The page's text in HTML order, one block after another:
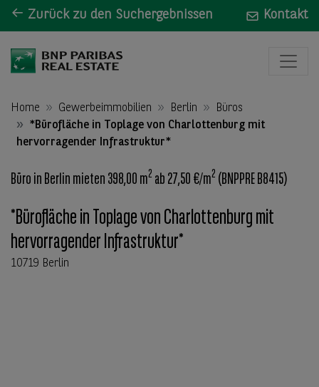
Zurück zu den Suchergebnissen Kontakt
Home Gewerbeimmobilien Berlin
Büros
*Bürofläche in Toplage von Charlottenburg mit
hervorragender Infrastruktur*
Büro in Berlin mieten 398,00 m2 ab 27,50 €/m2 (BNPPRE B8415)
*Bürofläche in Toplage von Charlottenburg mit
hervorragender Infrastruktur*
10719 Berlin